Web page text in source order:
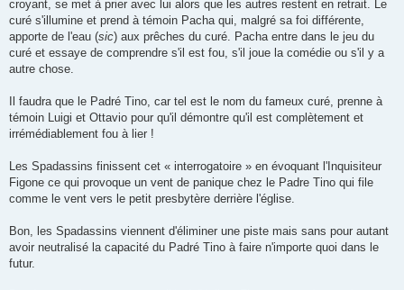
croyant, se met à prier avec lui alors que les autres restent en retrait. Le
curé s'illumine et prend à témoin Pacha qui, malgré sa foi différente,
apporte de l'eau (sic) aux prêches du curé. Pacha entre dans le jeu du
curé et essaye de comprendre s'il est fou, s'il joue la comédie ou s'il y a
autre chose.
Il faudra que le Padré Tino, car tel est le nom du fameux curé, prenne à
témoin Luigi et Ottavio pour qu'il démontre qu'il est complètement et
irrémédiablement fou à lier !
Les Spadassins finissent cet « interrogatoire » en évoquant l'Inquisiteur
Figone ce qui provoque un vent de panique chez le Padre Tino qui file
comme le vent vers le petit presbytère derrière l'église.
Bon, les Spadassins viennent d'éliminer une piste mais sans pour autant
avoir neutralisé la capacité du Padré Tino à faire n'importe quoi dans le
futur.